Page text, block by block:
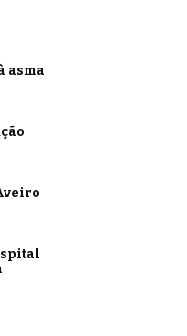
asma